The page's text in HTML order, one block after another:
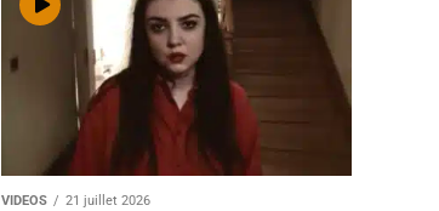
VIDEOS 21 juillet 2026